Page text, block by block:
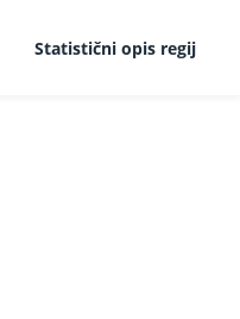
Statistični opis regij